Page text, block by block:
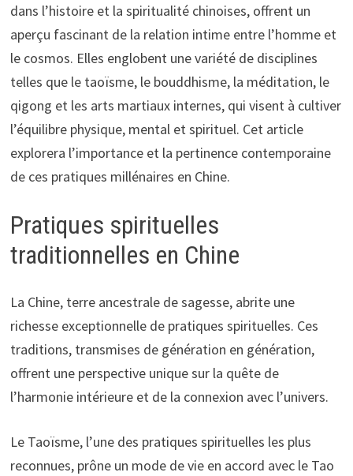
dans l’histoire et la spiritualité chinoises, offrent un
aperçu fascinant de la relation intime entre l’homme et
le cosmos. Elles englobent une variété de disciplines
telles que le taoïsme, le bouddhisme, la méditation, le
qigong et les arts martiaux internes, qui visent à cultiver
l’équilibre physique, mental et spirituel. Cet article
explorera l’importance et la pertinence contemporaine
de ces pratiques millénaires en Chine.
Pratiques spirituelles
traditionnelles en Chine
La Chine, terre ancestrale de sagesse, abrite une
richesse exceptionnelle de pratiques spirituelles. Ces
traditions, transmises de génération en génération,
offrent une perspective unique sur la quête de
l’harmonie intérieure et de la connexion avec l’univers.
Le Taoïsme, l’une des pratiques spirituelles les plus
reconnues, prône un mode de vie en accord avec le Tao